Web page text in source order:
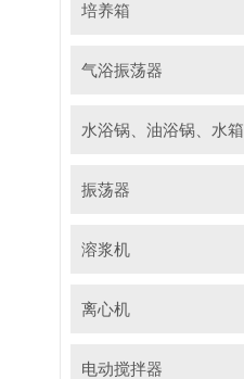
培养箱
气浴振荡器
水浴锅、油浴锅、水箱
振荡器
溶浆机
离心机
电动搅拌器